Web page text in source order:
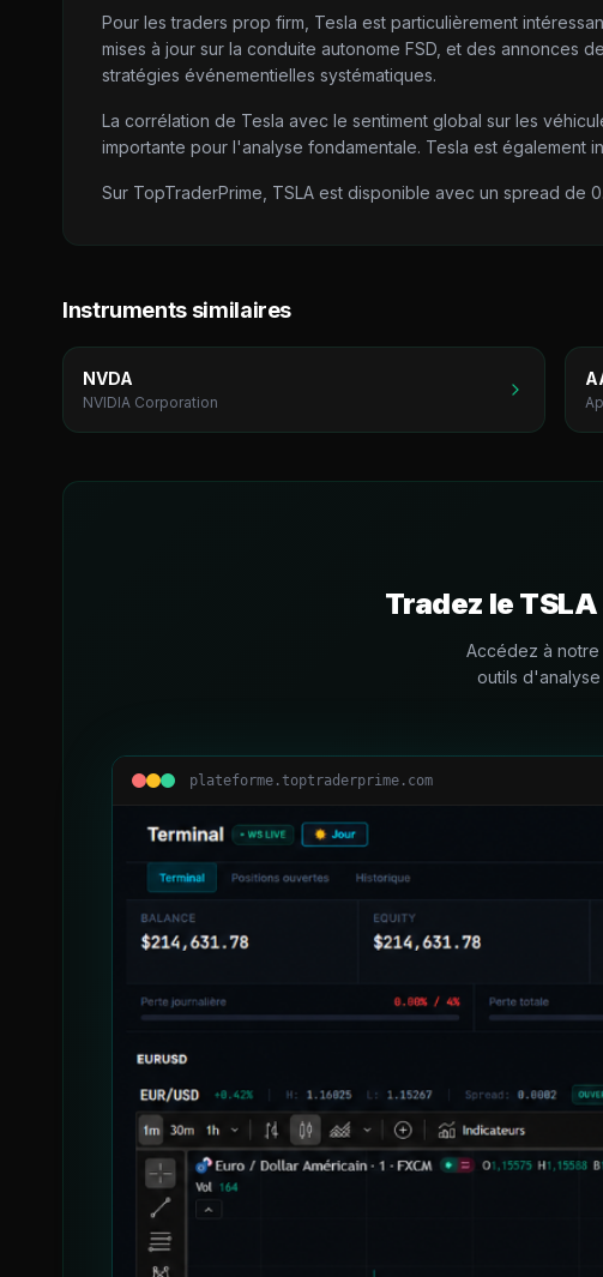
Pour les traders prop firm, Tesla est particulièrement
mises à jour sur la conduite autonome FSD, et des
stratégies événementielles systématiques.
La corrélation de Tesla avec le sentiment global sur les
importante pour l'analyse fondamentale. Tesla est également
Sur TopTraderPrime, TSLA est disponible avec un spread de
Instruments similaires
NVDA
NVIDIA Corporation
Tradez le TSLA
Accédez à
outils
plateforme.toptraderprime.com